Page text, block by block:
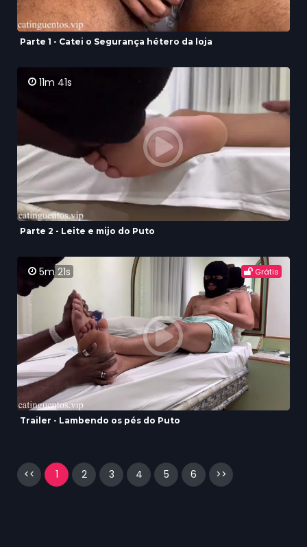
Parte 1 - Catei o Segurança hétero da loja
11m 41s
Parte 2 - Leite e mijo do Puto
5m 21s Grátis
Trailer - Lambendo os pés do Puto
<< 1 2 3 4 5 6 >>